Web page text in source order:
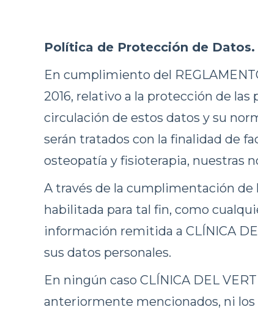
Política de Protección de Datos.
En cumplimiento del
2016, relativo a la protección de
circulación de estos datos y su
serán tratados con la finalidad de
osteopatía y fisioterapia, nuestras
A través de la cumplimentación de
habilitada para tal fin, como
información remitida a CLÍNICA
sus datos personales.
En ningún caso CLÍNICA DEL
anteriormente mencionados, ni